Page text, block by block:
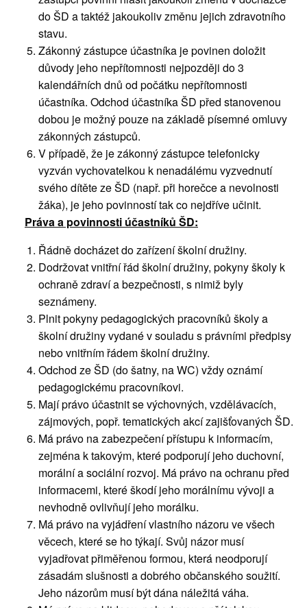
do ŠD a taktéž jakoukoliv změnu jejich zdravotního
stavu.
Zákonný zástupce účastníka je povinen doložit
důvody jeho nepřítomnosti nejpozději do 3
kalendářních dnů od počátku nepřítomnosti
účastníka. Odchod účastníka ŠD před stanovenou
dobou je možný pouze na základě písemné omluvy
zákonných zástupců.
V případě, že je zákonný zástupce telefonicky
vyzván vychovatelkou k nenadálému vyzvednutí
svého dítěte ze ŠD (např. při horečce a nevolnosti
žáka), je jeho povinností tak co nejdříve učinit.
Práva a povinnosti účastníků ŠD:
Řádně docházet do zařízení školní družiny.
Dodržovat vnitřní řád školní družiny, pokyny školy k
ochraně zdraví a bezpečnosti, s nimiž byly
seznámeny.
Plnit pokyny pedagogických pracovníků školy a
školní družiny vydané v souladu s právními předpisy
nebo vnitřním řádem školní družiny.
Odchod ze ŠD (do šatny, na WC) vždy oznámí
pedagogickému pracovníkovi.
Mají právo účastnit se výchovných, vzdělávacích,
zájmových, popř. tematických akcí zajišťovaných ŠD.
Má právo na zabezpečení přístupu k informacím,
zejména k takovým, které podporují jeho duchovní,
morální a sociální rozvoj. Má právo na ochranu před
informacemi, které škodí jeho morálnímu vývoji a
nevhodně ovlivňují jeho morálku.
Má právo na vyjádření vlastního názoru ve všech
věcech, které se ho týkají. Svůj názor musí
vyjadřovat přiměřenou formou, která neodporují
zásadám slušnosti a dobrého občanského soužití.
Jeho názorům musí být dána náležitá váha.